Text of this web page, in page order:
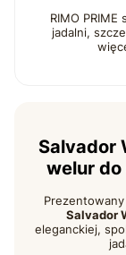
RIMO
jadalni,
Salvador
welur
Salvador
eleganckiej,